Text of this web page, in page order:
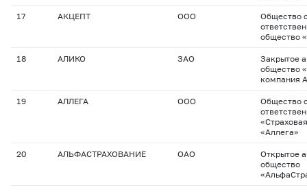
17 АКЦЕПТ ООО
Общество
общество
18 АЛИКО ЗАО
Закрытое
общество
компания
19 АЛЛЕГА ООО
Общество
«Аллега»
20 АЛЬФАСТРАХОВАНИЕ ОАО
Открытое
общество